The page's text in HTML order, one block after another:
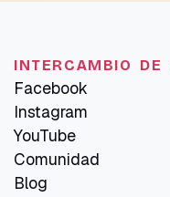
INTERCAMBIO DE
Facebook
Instagram
YouTube
Comunidad
Blog